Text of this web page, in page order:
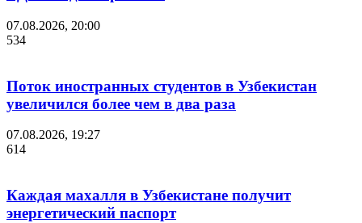
07.08.2026, 20:00
534
Поток иностранных студентов в Узбекистан
увеличился более чем в два раза
07.08.2026, 19:27
614
Каждая махалля в Узбекистане получит
энергетический паспорт